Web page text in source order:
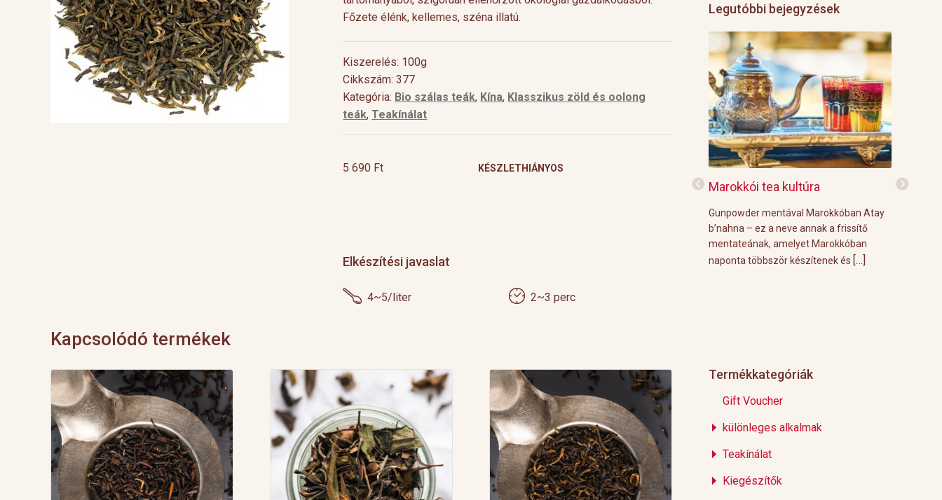
Főzete élénk, kellemes, széna illatú.
Kiszerelés: 100g
Cikkszám: 377
Kategória: Bio szálas teák, Kína, Klasszikus zöld és oolong
teák,Teakínálat
5 690 Ft KÉSZLETHIÁNYOS
Elkészítési javaslat
4~5/liter 2~3 perc
Kapcsolódó termékek
Legutóbbi bejegyzések
készítő mesterek is egyre több
Marokkói tea kultúra
Gunpowder mentával Marokkóban Atay
b’nahna – ez a neve annak a frissítő
mentateának, amelyet Marokkóban
naponta többször készítenek és […]
Grillre
Termékkategóriák
Gift Voucher
különleges alkalmak
Teakínálat
Kiegészítők